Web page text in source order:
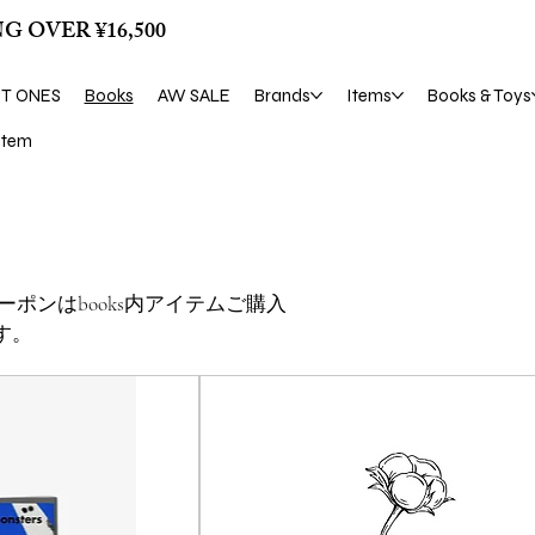
OVER ¥16,500
ONES Books AW SALE Brands Items Books & Toys
ポンはbooks内アイテムご購入